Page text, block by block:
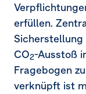
erfüllen.
Sicherstellung
CO2-Ausstoß
Fragebogen
verknüpft ist